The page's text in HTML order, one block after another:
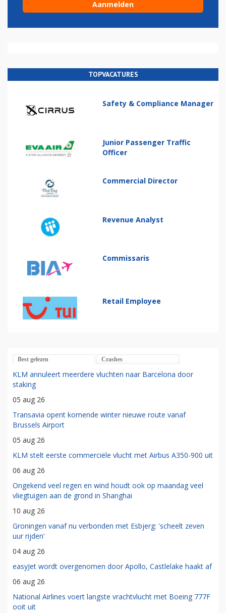
TOPVACATURES
Safety & Compliance Manager
Junior Passenger Traffic
Officer
Commercial Director
Revenue Analyst
Commissaris
Retail Employee
Best gelezen Crashes
KLM annuleert meerdere vluchten naar Barcelona door
staking
05 aug 26
Transavia opent komende winter nieuwe route vanaf
Brussels Airport
05 aug 26
KLM stelt eerste commerciële vlucht met Airbus A350-900 uit
06 aug 26
Ongekend veel regen en wind houdt ook op maandag veel
vliegtuigen aan de grond in Shanghai
10 aug 26
Groningen vanaf nu verbonden met Esbjerg: 'scheelt zeven
uur rijden'
04 aug 26
easyJet wordt overgenomen door Apollo, Castlelake haakt af
06 aug 26
National Airlines voert langste vrachtvlucht met Boeing 777F
ooit uit